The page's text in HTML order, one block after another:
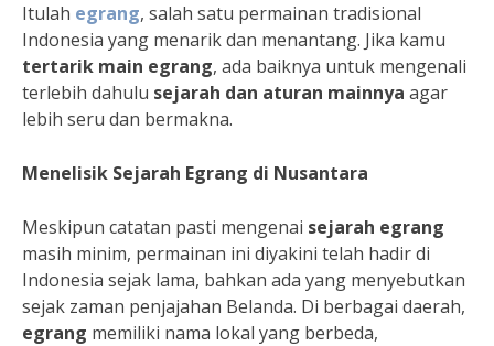
Itulah egrang, salah satu permainan tradisional
Indonesia yang menarik dan menantang. Jika kamu
tertarik main egrang, ada baiknya untuk mengenali
terlebih dahulu sejarah dan aturan mainnya agar
lebih seru dan bermakna.
Menelisik Sejarah Egrang di Nusantara
Meskipun catatan pasti mengenai sejarah egrang
masih minim, permainan ini diyakini telah hadir di
Indonesia sejak lama, bahkan ada yang menyebutkan
sejak zaman penjajahan Belanda. Di berbagai daerah,
egrang memiliki nama lokal yang berbeda,